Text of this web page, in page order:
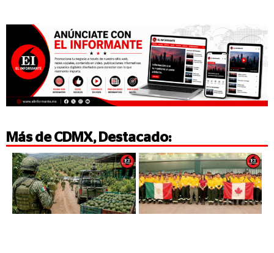
Más deCDMX, Destacado: